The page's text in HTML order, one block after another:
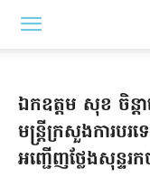
ឯកឧត្តម សុខ ចិន្តា
មន្ត្រីក្រសួងការបរ
អញ្ជើញថ្លែងសុន្ទរ